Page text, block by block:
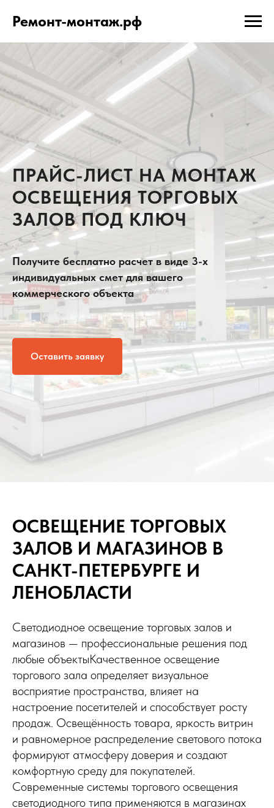
Ремонт-монтаж.рф
ПРАЙС-ЛИСТ НА МОНТАЖ
ОСВЕЩЕНИЯ ТОРГОВЫХ
ЗАЛОВ ПОД КЛЮЧ
Получите бесплатно расчет в виде 3-х
индивидуальных смет для вашего
коммерческого объекта
Оставить заявку
ОСВЕЩЕНИЕ ТОРГОВЫХ
ЗАЛОВ И МАГАЗИНОВ В
САНКТ-ПЕТЕРБУРГЕ И
ЛЕНОБЛАСТИ
Светодиодное освещение торговых залов и
магазинов — профессиональные решения под
любые объектыКачественное освещение
торгового зала определяет визуальное
восприятие пространства, влияет на
настроение посетителей и способствует росту
продаж. Освещённость товара, яркость витрин
и равномерное распределение светового потока
формируют атмосферу доверия и создают
комфортную среду для покупателей.
Современные системы торгового освещения
светодиодного типа применяются в магазинах